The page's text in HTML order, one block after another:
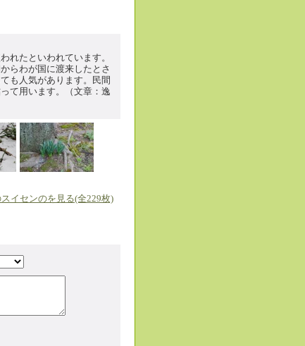
れたといわれています。
らわが国に渡来したとさ
も人気があります。民間
て用います。（文章：逸
イセンのを見る(全229枚)